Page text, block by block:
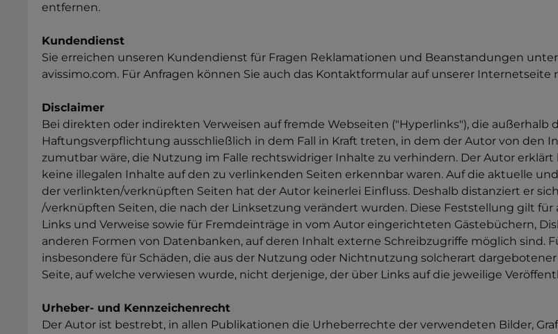
entfernen.
Kundendienst
Sie erreichen unseren Kundendienst für Fragen Reklamationen und Beanstandungen unter
avissimo.com. Für Anfragen können Sie auch das Kontaktformular auf unserer Internetseite
Disclaimer
Bei direkten oder indirekten Verweisen auf fremde Webseiten ("Hyperlinks"), die
Haftungsverpflichtung ausschließlich in dem Fall in Kraft treten, in dem der Autor von den
zumutbar wäre, die Nutzung im Falle rechtswidriger Inhalte zu verhindern. Der Autor
keine illegalen Inhalte auf den zu verlinkenden Seiten erkennbar waren. Auf die aktuelle
der verlinkten/verknüpften Seiten hat der Autor keinerlei Einfluss. Deshalb distanziert er
/verknüpften Seiten, die nach der Linksetzung verändert wurden. Diese Feststellung gilt
Links und Verweise sowie für Fremdeinträge in vom Autor eingerichteten Gästebüchern,
anderen Formen von Datenbanken, auf deren Inhalt externe Schreibzugriffe möglich sind.
insbesondere für Schäden, die aus der Nutzung oder Nichtnutzung solcherart
Seite, auf welche verwiesen wurde, nicht derjenige, der über Links auf die jeweilige
Urheber- und Kennzeichenrecht
Der Autor ist bestrebt, in allen Publikationen die Urheberrechte der verwendeten Bilder,